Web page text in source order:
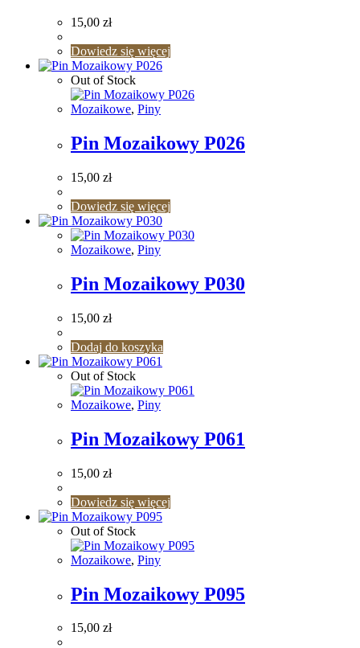
15,00 zł
Dowiedz się więcej
Out of Stock
Mozaikowe, Piny
Pin Mozaikowy P026
15,00 zł
Dowiedz się więcej
Mozaikowe, Piny
Pin Mozaikowy P030
15,00 zł
Dodaj do koszyka
Out of Stock
Mozaikowe, Piny
Pin Mozaikowy P061
15,00 zł
Dowiedz się więcej
Out of Stock
Mozaikowe, Piny
Pin Mozaikowy P095
15,00 zł